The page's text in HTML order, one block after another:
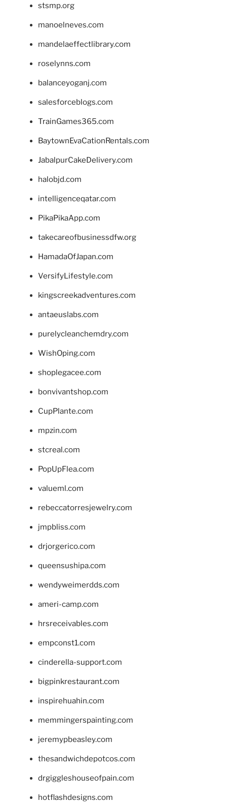
stsmp.org
manoelneves.com
mandelaeffectlibrary.com
roselynns.com
balanceyoganj.com
salesforceblogs.com
TrainGames365.com
BaytownEvaCationRentals.com
JabalpurCakeDelivery.com
halobjd.com
intelligenceqatar.com
PikaPikaApp.com
takecareofbusinessdfw.org
HamadaOfJapan.com
VersifyLifestyle.com
kingscreekadventures.com
antaeuslabs.com
purelycleanchemdry.com
WishOping.com
shoplegacee.com
bonvivantshop.com
CupPlante.com
mpzin.com
stcreal.com
PopUpFlea.com
valueml.com
rebeccatorresjewelry.com
jmpbliss.com
drjorgerico.com
queensushipa.com
wendyweimerdds.com
ameri-camp.com
hrsreceivables.com
empconst1.com
cinderella-support.com
bigpinkrestaurant.com
inspirehuahin.com
memmingerspainting.com
jeremypbeasley.com
thesandwichdepotcos.com
drgiggleshouseofpain.com
hotflashdesigns.com